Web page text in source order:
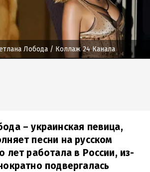
Лобода / Коллаж 24 Канала
– украинская певица,
песни на русском
лет работала в России, из-
подвергалась